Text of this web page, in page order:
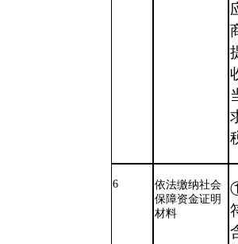
6
依法缴纳社会
保障资金证明
材料